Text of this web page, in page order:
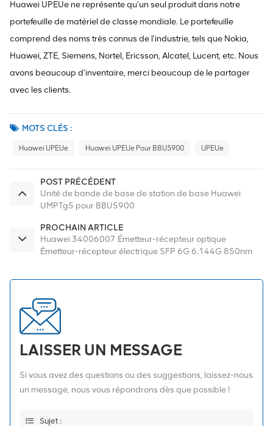
Huawei UPEUe ne représente qu'un seul produit dans notre
portefeuille de matériel de classe mondiale. Le portefeuille
comprend des noms très connus de l'industrie, tels que Nokia,
Huawei, ZTE, Siemens, Nortel, Ericsson, Alcatel, Lucent, etc. Nous
avons beaucoup d'inventaire, merci beaucoup de le partager
avec les clients.
MOTS CLÉS :
Huawei UPEUe Huawei UPEUe Pour BBU5900 UPEUe
POST PRÉCÉDENT
Unité de bande de base de station de base Huawei
UMPTg5 pour BBU5900
PROCHAIN ARTICLE
Huawei 34006007 Émetteur-récepteur optique
Émetteur-récepteur électrique SFP 6G 6.144G 850nm
LAISSER UN MESSAGE
Si vous avez des questions ou des suggestions, laissez-nous
un message, nous vous répondrons dès que possible !
Sujet :